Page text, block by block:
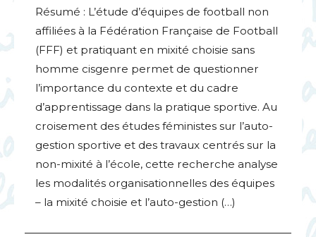
Résumé : L’étude d’équipes de football non
affiliées à la Fédération Française de Football
(FFF) et pratiquant en mixité choisie sans
homme cisgenre permet de questionner
l’importance du contexte et du cadre
d’apprentissage dans la pratique sportive. Au
croisement des études féministes sur l’auto-
gestion sportive et des travaux centrés sur la
non-mixité à l’école, cette recherche analyse
les modalités organisationnelles des équipes
– la mixité choisie et l’auto-gestion (…)